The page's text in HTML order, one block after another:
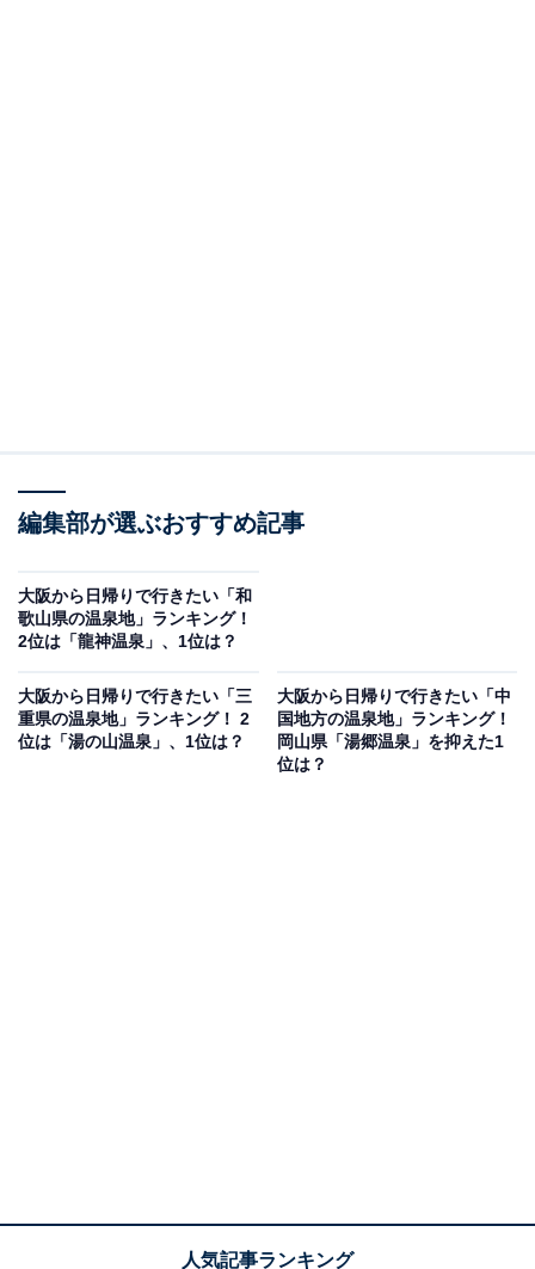
がして、またゆっくり来たいなと家族とも意見が一致し
られる信楽の趣ある街並みを楽しみながら、源泉かけ流
しの温泉でゆったりと癒されたいからです」（40代女性
／神奈川県）、「信楽焼のふるさとで忍者体験、焼き物
体験、近江牛など楽しめるところがたくさんあるので」
（50代女性／愛知県）、「信楽焼など焼き物の街を回っ
て温泉も楽しみたいので」（40代女性／埼玉県）などの
1位：おごと温泉（滋賀県）／94票
編集部が選ぶおすすめ記事
大阪から日帰りで行きたい「和
歌山県の温泉地」ランキング！
2位は「龍神温泉」、1位は？
大阪から日帰りで行きたい「三
重県の温泉地」ランキング！ 2
位は「湯の山温泉」、1位は？
大阪から日帰りで行きたい「中
国地方の温泉地」ランキング！
岡山県「湯郷温泉」を抑えた1
位は？